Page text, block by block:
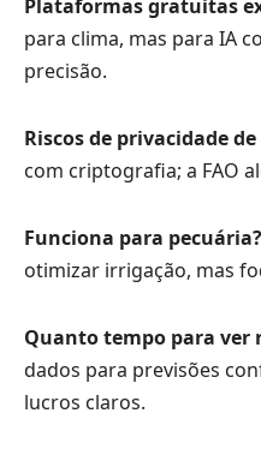
Plataformas gratuitas
para clima, mas para IA
precisão.
Riscos de privacidade
com criptografia; a FAO
Funciona para pecuária?
otimizar irrigação, mas
Quanto tempo para ver
dados para previsões
lucros claros.